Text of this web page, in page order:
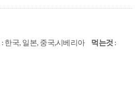
: 한국, 일본, 중국,시베리아 먹는것 :